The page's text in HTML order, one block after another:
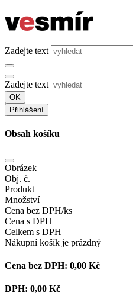
Zadejte text
Zadejte text
OK
Přihlášení
Obsah košíku
Obrázek
Obj. č.
Produkt
Množství
Cena bez DPH/ks
Cena s DPH
Celkem s DPH
Nákupní košík je prázdný
Cena bez DPH: 0,00 Kč
DPH: 0,00 Kč